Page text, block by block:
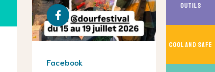
Outils
Cool And Safe
Facebook